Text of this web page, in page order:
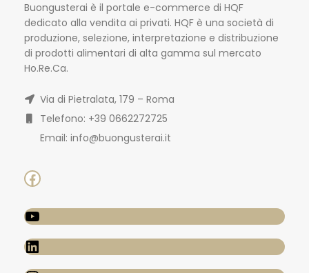
Buongusterai è il portale e-commerce di HQF
dedicato alla vendita ai privati. HQF è una società di
produzione, selezione, interpretazione e distribuzione
di prodotti alimentari di alta gamma sul mercato
Ho.Re.Ca.
Via di Pietralata, 179 – Roma
Telefono: +39 0662272725
Email: info@buongusterai.it